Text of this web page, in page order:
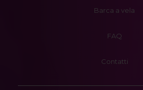
Barca a vela
FAQ
Contatti